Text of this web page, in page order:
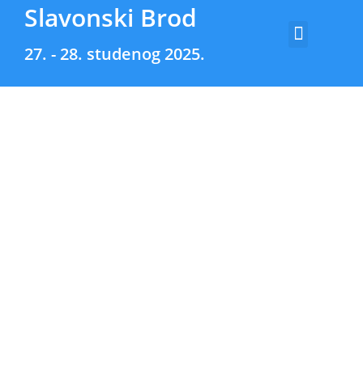
Slavonski Brod
27. - 28. studenog 2025.